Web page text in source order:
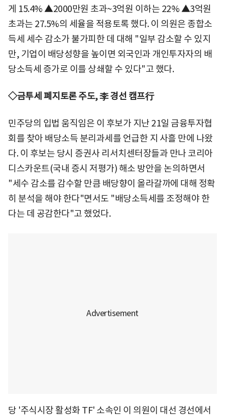
게 15.4% ▲2000만원 초과~3억원 이하는 22% ▲3억원
초과는 27.5%의 세율을 적용토록 했다. 이 의원은 종합소
득세 세수 감소가 불가피한 데 대해 "일부 감소할 수 있지
만, 기업이 배당성향을 높이면 외국인과 개인투자자의 배
당소득세 증가로 이를 상쇄할 수 있다"고 했다.
◇금투세 폐지토론 주도, 李 경선 캠프行
민주당의 입법 움직임은 이 후보가 지난 21일 금융투자협
회를 찾아 배당소득 분리과세를 언급한 지 사흘 만에 나왔
다. 이 후보는 당시 증권사 리서치센터장들과 만나 코리아
디스카운트(국내 증시 저평가) 해소 방안을 논의하면서
"세수 감소를 감수할 만큼 배당향이 올라갈까에 대해 정확
히 분석을 해야 한다"면서도 "배당소득세를 조정해야 한
다는 데 공감한다"고 했었다.
당 '주식시장 활성화 TF' 소속인 이 의원이 대선 경선에서